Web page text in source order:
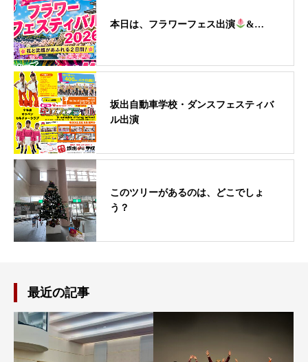
本日は、フラワーフェス出演 &…
坂出自動車学校・ダンスフェスティバ
ル出演
このツリーがあるのは、どこでしょ
う？
最近の記事